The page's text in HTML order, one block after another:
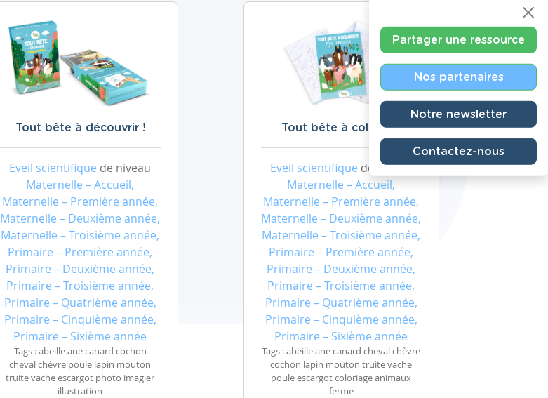
Tout bête à découvrir !
Eveil scientifique de niveau
Maternelle – Accueil,
Maternelle – Première année,
Maternelle – Deuxième année,
Maternelle – Troisième année,
Primaire – Première année,
Primaire – Deuxième année,
Primaire – Troisième année,
Primaire – Quatrième année,
Primaire – Cinquième année,
Primaire – Sixième année
Tags : abeille ane canard cochon
cheval chèvre poule lapin mouton
truite vache escargot photo imagier
illustration
Tout bête à colorier !
Eveil scientifique de niveau
Maternelle – Accueil,
Maternelle – Première année,
Maternelle – Deuxième année,
Maternelle – Troisième année,
Primaire – Première année,
Primaire – Deuxième année,
Primaire – Troisième année,
Primaire – Quatrième année,
Primaire – Cinquième année,
Primaire – Sixième année
Tags : abeille ane canard cheval chèvre
cochon lapin mouton truite vache
poule escargot coloriage animaux
ferme
Partager une ressource
Nos partenaires
Notre newsletter
Contactez-nous